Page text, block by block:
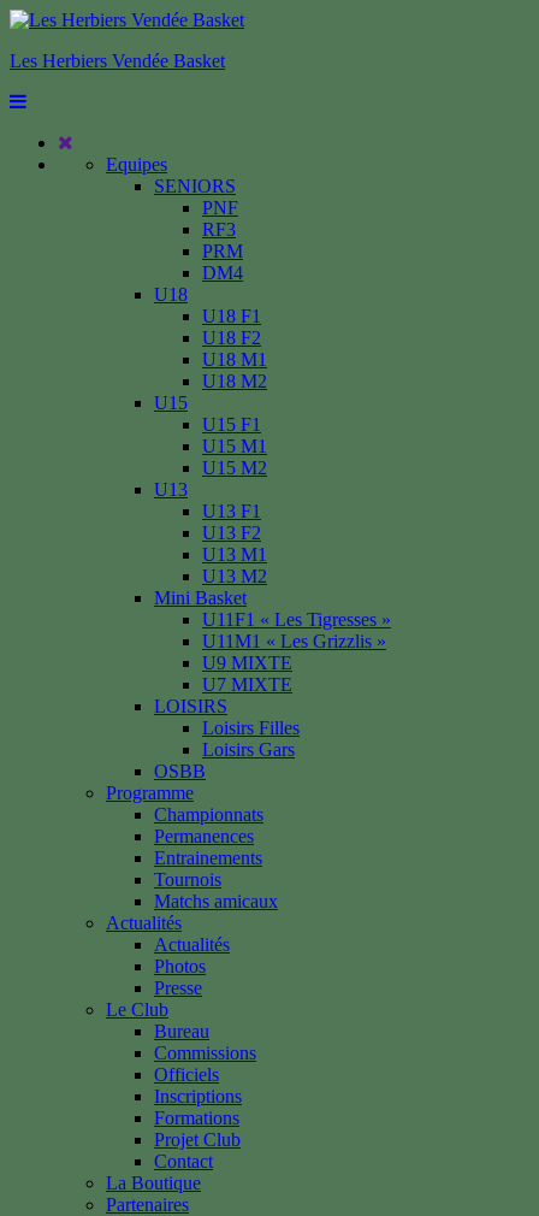
Les Herbiers Vendée Basket
Equipes
SENIORS
PNF
RF3
PRM
DM4
U18
U18 F1
U18 F2
U18 M1
U18 M2
U15
U15 F1
U15 M1
U15 M2
U13
U13 F1
U13 F2
U13 M1
U13 M2
Mini Basket
U11F1 « Les Tigresses »
U11M1 « Les Grizzlis »
U9 MIXTE
U7 MIXTE
LOISIRS
Loisirs Filles
Loisirs Gars
OSBB
Programme
Championnats
Permanences
Entrainements
Tournois
Matchs amicaux
Actualités
Actualités
Photos
Presse
Le Club
Bureau
Commissions
Officiels
Inscriptions
Formations
Projet Club
Contact
La Boutique
Partenaires